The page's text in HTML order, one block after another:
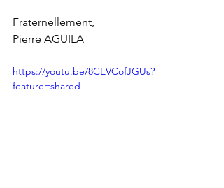
Fraternellement,
Pierre AGUILA
https://youtu.be/8CEVCofJGUs?
feature=shared